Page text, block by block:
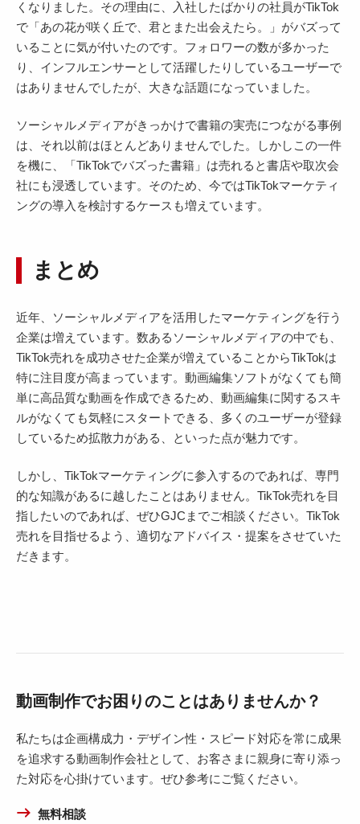
くなりました。その理由に、入社したばかりの社員がTikTok
で「あの花が咲く丘で、君とまた出会えたら。」がバズって
いることに気が付いたのです。フォロワーの数が多かった
り、インフルエンサーとして活躍したりしているユーザーで
はありませんでしたが、大きな話題になっていました。
ソーシャルメディアがきっかけで書籍の実売につながる事例
は、それ以前はほとんどありませんでした。しかしこの一件
を機に、「TikTokでバズった書籍」は売れると書店や取次会
社にも浸透しています。そのため、今ではTikTokマーケティ
ングの導入を検討するケースも増えています。
まとめ
近年、ソーシャルメディアを活用したマーケティングを行う
企業は増えています。数あるソーシャルメディアの中でも、
TikTok売れを成功させた企業が増えていることからTikTokは
特に注目度が高まっています。動画編集ソフトがなくても簡
単に高品質な動画を作成できるため、動画編集に関するスキ
ルがなくても気軽にスタートできる、多くのユーザーが登録
しているため拡散力がある、といった点が魅力です。
しかし、TikTokマーケティングに参入するのであれば、専門
的な知識があるに越したことはありません。TikTok売れを目
指したいのであれば、ぜひGJCまでご相談ください。TikTok
売れを目指せるよう、適切なアドバイス・提案をさせていた
だきます。
動画制作でお困りのことはありませんか？
私たちは企画構成力・デザイン性・スピード対応を常に成果
を追求する動画制作会社として、お客さまに親身に寄り添っ
た対応を心掛けています。ぜひ参考にご覧ください。
無料相談